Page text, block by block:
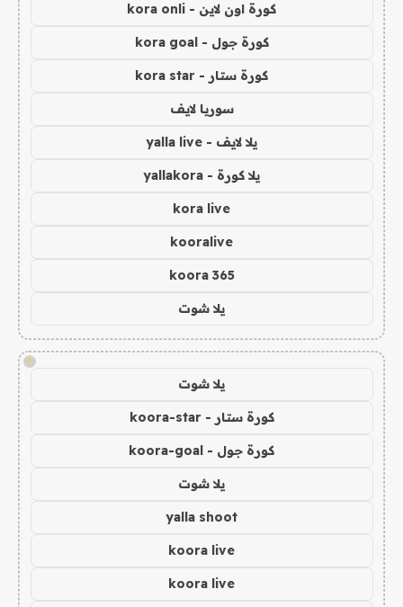
كورة اون لاين - kora onli
كورة جول - kora goal
كورة ستار - kora star
سوريا لايف
يلا لايف - yalla live
يلا كورة - yallakora
kora live
kooralive
koora 365
يلا شوت
!
يلا شوت
كورة ستار - koora-star
كورة جول - koora-goal
يلا شوت
yalla shoot
koora live
koora live